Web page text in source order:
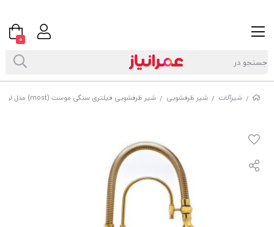
/ شیرآلات / شیر ظرفشویی / شیر ظرفشویی فیلتری سنگی موست (most) مدل لوکارنو
0